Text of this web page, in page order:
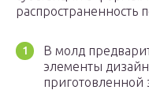
распространенность
В молд
элементы
приготовленной